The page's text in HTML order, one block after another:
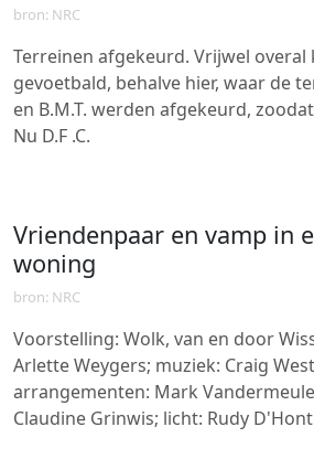
bron: NRC
Terreinen afgekeurd. Vrijwel overal
gevoetbald, behalve hier, waar de
en B.M.T. werden afgekeurd,
Nu D.F .C.
Vriendenpaar en vamp in
woning
bron: NRC
Voorstelling: Wolk, van en door
Arlette Weygers; muziek: Craig
arrangementen: Mark
Claudine Grinwis; licht: Rudy